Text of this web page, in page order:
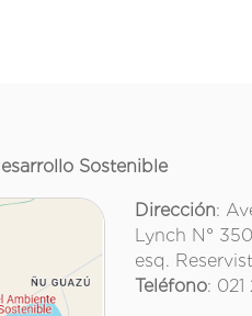
Sostenible
Dirección:
Lynch N°
esq.
Teléfono: